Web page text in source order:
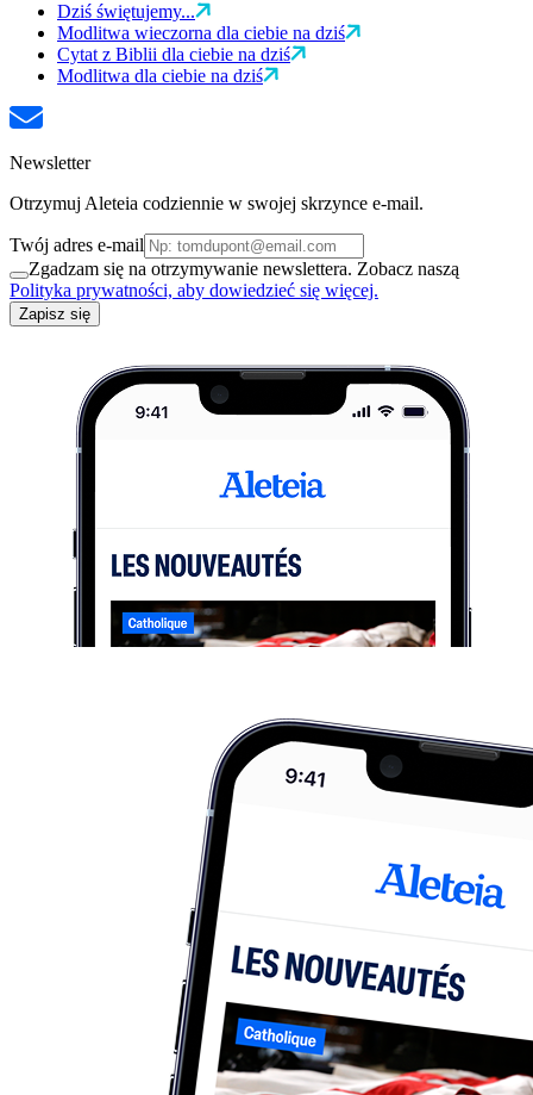
Dziś świętujemy...
Modlitwa wieczorna dla ciebie na dziś
Cytat z Biblii dla ciebie na dziś
Modlitwa dla ciebie na dziś
Newsletter
Otrzymuj Aleteia codziennie w swojej skrzynce e-mail.
Twój adres e-mail
Zgadzam się na otrzymywanie newslettera. Zobacz naszą
Polityka prywatności, aby dowiedzieć się więcej.
Zapisz się